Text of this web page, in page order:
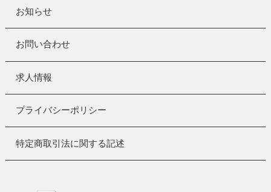
お知らせ
お問い合わせ
求人情報
プライバシーポリシー
特定商取引法に関する記述